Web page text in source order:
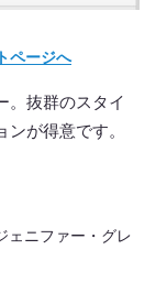
ページへ
。抜群のスタイ
が得意です。
ェニファー・グレ